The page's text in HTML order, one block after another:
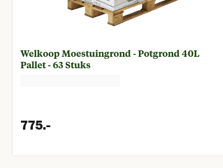
Welkoop Moestuingrond - Potgrond 40L
Pallet - 63 Stuks
775.-
Huidige prijs € 775,00